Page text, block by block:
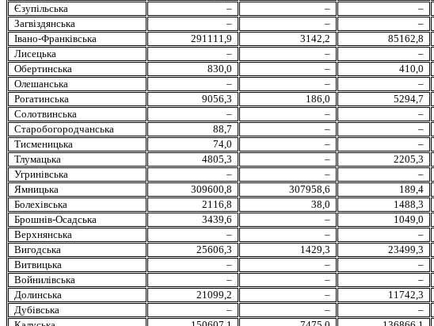
Єзупільська
– – –
Загвіздянська
– – –
Івано-Франківська
291111,9 3142,2 85162,8
Лисецька
– – –
Обертинська
830,0 – 410,0
Олешанська
– – –
Рогатинська
9056,3 186,0 5294,7
Солотвинська
– – –
Старобогородчанська
88,7 – –
Тисменицька
74,0 – –
Тлумацька
4805,3 – 2205,3
Угринівська
– – –
Ямницька
309600,8 307958,6 189,4
Болехівська
2116,8 38,0 1488,3
Брошнів-Осадська
3439,6 – 1049,0
Верхнянська
– – –
Вигодська
25606,3 1429,3 23499,3
Витвицька
– – –
Войнилівська
– – –
Долинська
21099,2 – 11742,3
Дубівська
– – –